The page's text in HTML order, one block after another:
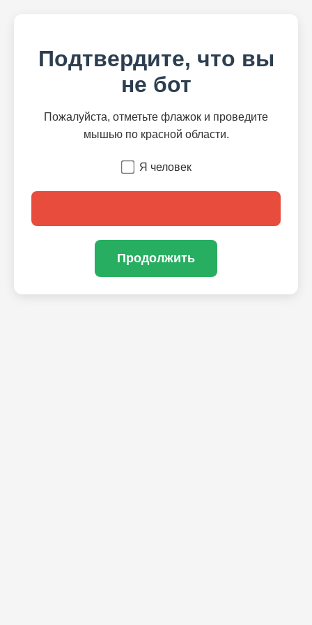
Подтвердите, что вы
не бот
Пожалуйста, отметьте флажок и проведите
мышью по красной области.
Я человек
Продолжить